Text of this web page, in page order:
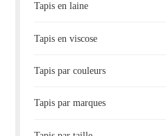
Tapis en laine
Tapis en viscose
Tapis par couleurs
Tapis par marques